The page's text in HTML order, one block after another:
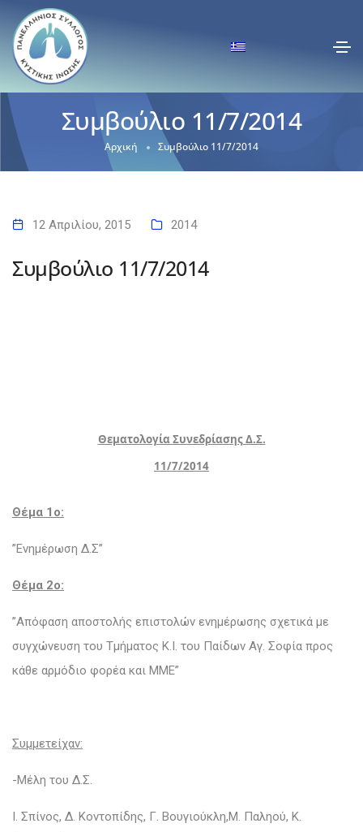
Συμβούλιο 11/7/2014
Αρχική Συμβούλιο 11/7/2014
12 Απριλίου, 2015 2014
Συμβούλιο 11/7/2014
Θεματολογία Συνεδρίασης Δ.Σ.
11/7/2014
Θέμα 1o:
”Ενημέρωση Δ.Σ”
Θέμα 2ο:
”Απόφαση αποστολής επιστολών ενημέρωσης σχετικά με
συγχώνευση του Τμήματος Κ.Ι. του Παίδων Αγ. Σοφία προς
κάθε αρμόδιο φορέα και ΜΜΕ”
Συμμετείχαν:
-Μέλη του Δ.Σ.
Ι. Σπίνος, Δ. Κοντοπίδης, Γ. Βουγιούκλη,Μ. Παληού, Κ.